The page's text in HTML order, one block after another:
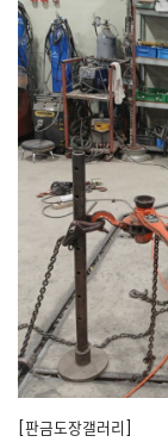
[판금도장갤러리]